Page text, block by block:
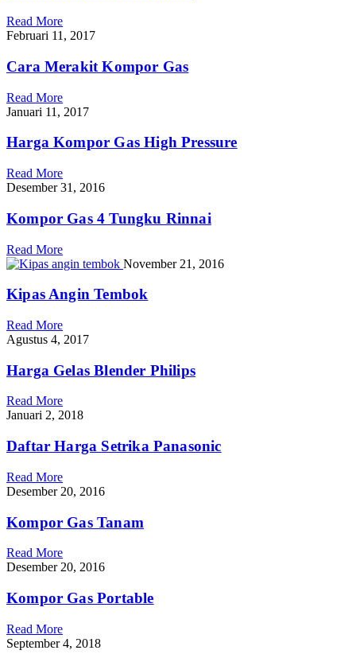
Read More
Februari 11, 2017
Cara Merakit Kompor Gas
Read More
Januari 11, 2017
Harga Kompor Gas High Pressure
Read More
Desember 31, 2016
Kompor Gas 4 Tungku Rinnai
Read More
November 21, 2016
Kipas Angin Tembok
Read More
Agustus 4, 2017
Harga Gelas Blender Philips
Read More
Januari 2, 2018
Daftar Harga Setrika Panasonic
Read More
Desember 20, 2016
Kompor Gas Tanam
Read More
Desember 20, 2016
Kompor Gas Portable
Read More
September 4, 2018